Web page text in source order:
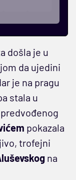
došla je u
da ujedini
je na pragu
stala u
pokazala
trofejni
na